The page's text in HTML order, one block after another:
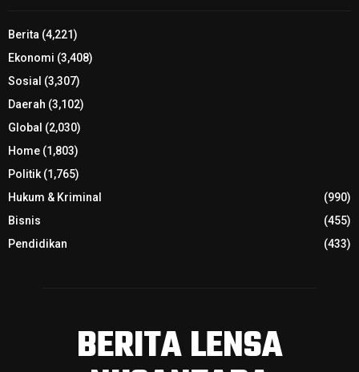
Berita (4,221)
Ekonomi (3,408)
Sosial (3,307)
Daerah (3,102)
Global (2,030)
Home (1,803)
Politik(1,765)
Hukum & Kriminal
(990)
Bisnis
(455)
Pendidikan
(433)
BERITA LENSA